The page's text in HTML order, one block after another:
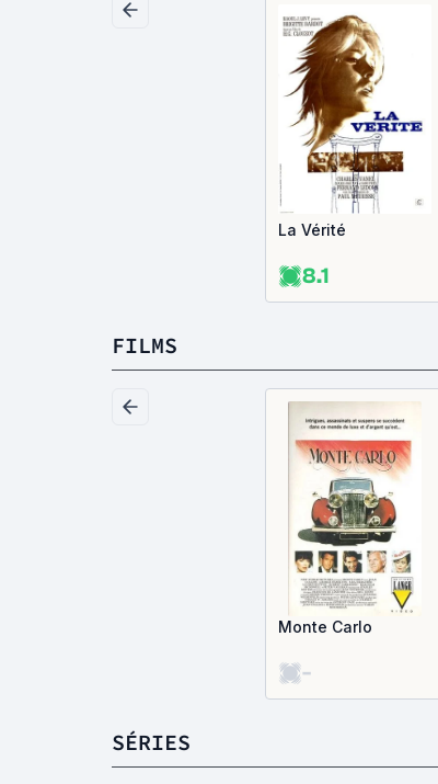
La Vérité
8.1
FILMS
Monte Carlo
-
SÉRIES